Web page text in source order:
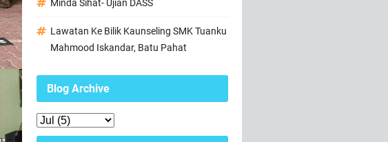
Minda Sihat- Ujian DASS
Lawatan Ke Bilik Kaunseling SMK Tuanku
Mahmood Iskandar, Batu Pahat
Blog Archive